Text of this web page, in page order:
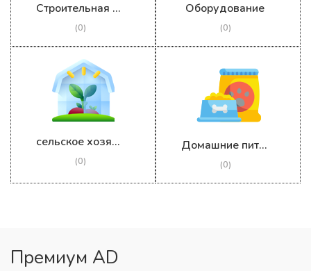
Строительная конструкция
(0)
Оборудование
(0)
сельское хозяйство
(0)
Домашние питомцы
(0)
Премиум AD